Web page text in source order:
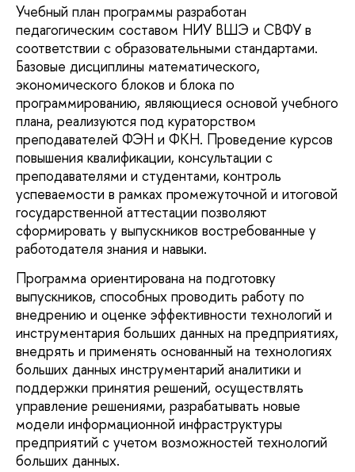
Учебный план программы разработан
педагогическим составом НИУ ВШЭ и СВФУ в
соответствии с образовательными стандартами.
Базовые дисциплины математического,
экономического блоков и блока по
программированию, являющиеся основой учебного
плана, реализуются под кураторством
преподавателей ФЭН и ФКН. Проведение курсов
повышения квалификации, консультации с
преподавателями и студентами, контроль
успеваемости в рамках промежуточной и итоговой
государственной аттестации позволяют
сформировать у выпускников востребованные у
работодателя знания и навыки.
Программа ориентирована на подготовку
выпускников, способных проводить работу по
внедрению и оценке эффективности технологий и
инструментария больших данных на предприятиях,
внедрять и применять основанный на технологиях
больших данных инструментарий аналитики и
поддержки принятия решений, осуществлять
управление решениями, разрабатывать новые
модели информационной инфраструктуры
предприятий с учетом возможностей технологий
больших данных.